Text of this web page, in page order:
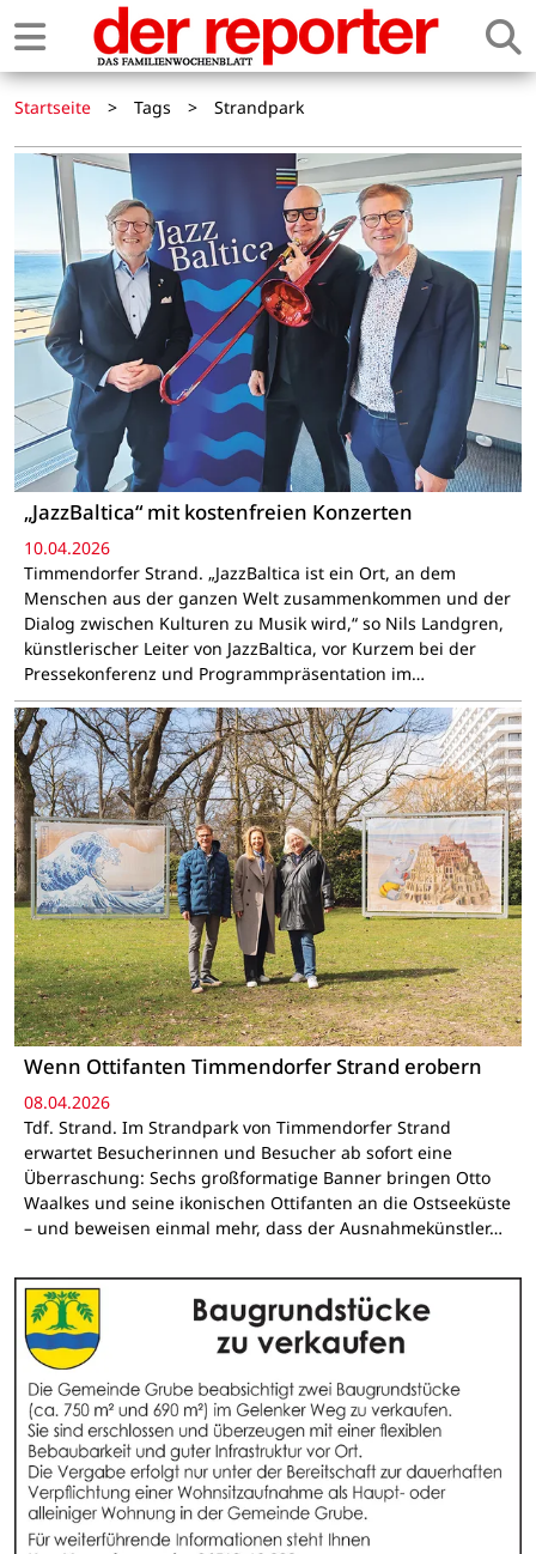
Startseite > Tags > Strandpark
„JazzBaltica“ mit kostenfreien Konzerten
10.04.2026
Timmendorfer Strand. „JazzBaltica ist ein Ort, an dem
Menschen aus der ganzen Welt zusammenkommen und der
Dialog zwischen Kulturen zu Musik wird,“ so Nils Landgren,
künstlerischer Leiter von JazzBaltica, vor Kurzem bei der
Pressekonferenz und Programmpräsentation im…
Wenn Ottifanten Timmendorfer Strand erobern
08.04.2026
Tdf. Strand. Im Strandpark von Timmendorfer Strand
erwartet Besucherinnen und Besucher ab sofort eine
Überraschung: Sechs großformatige Banner bringen Otto
Waalkes und seine ikonischen Ottifanten an die Ostseeküste
– und beweisen einmal mehr, dass der Ausnahmekünstler…